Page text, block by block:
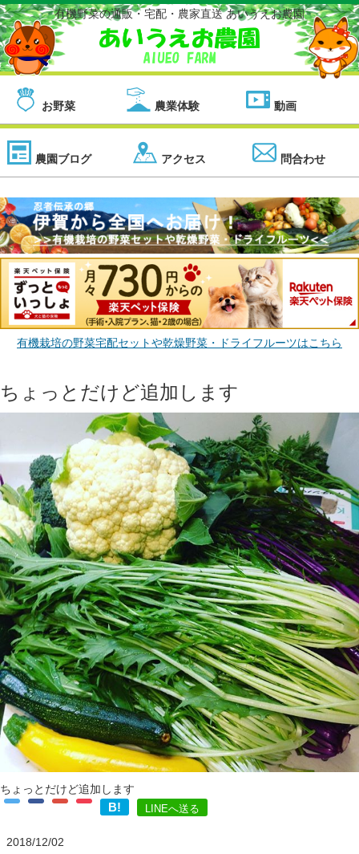
有機野菜の通販・宅配・農家直送 あいうえお農園
お野菜 農業体験 動画
農園ブログ アクセス 問合わせ
有機栽培の野菜宅配セットや乾燥野菜・ドライフルーツはこちら
ちょっとだけど追加します
ちょっとだけど追加します
B! LINEへ送る
2018/12/02